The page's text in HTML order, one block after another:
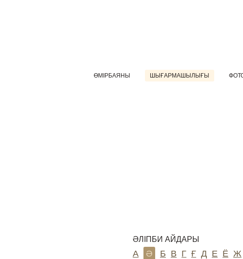
ӨМІРБАЯНЫ ШЫҒАРМАШЫЛЫҒЫ
ӘЛІПБИ АЙДАРЫ
А Ә Б В Г Ғ Д Е Ё Ж